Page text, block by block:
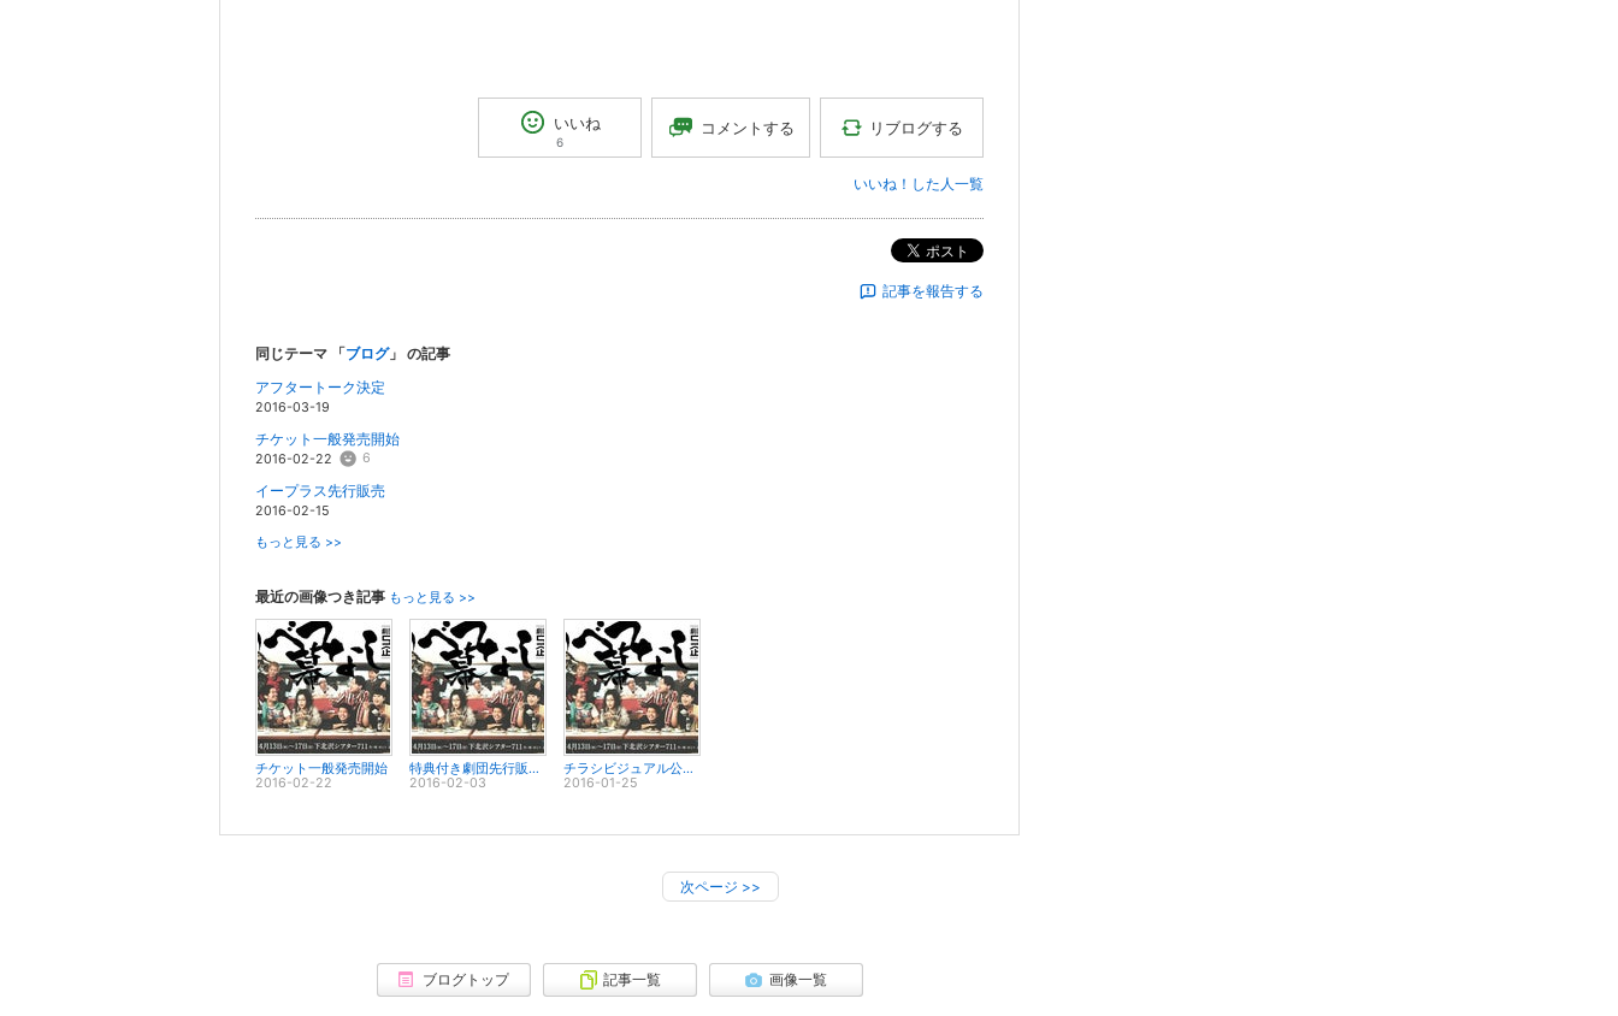
いいね
6
コメントする リブログする
いいね！した人一覧
ポスト
記事を報告する
同じテーマ 「ブログ」 の記事
アフタートーク決定
2016-03-19
チケット一般発売開始
2016-02-22 6
イープラス先行販売
2016-02-15
もっと見る >>
最近の画像つき記事 もっと見る >>
チケット一般発売開始
2016-02-22
特典付き劇団先行販売チケット購入ページ
2016-02-03
チラシビジュアル公開と特典付き劇団先行販売
2016-01-25
次ページ >>
ブログトップ 記事一覧 画像一覧